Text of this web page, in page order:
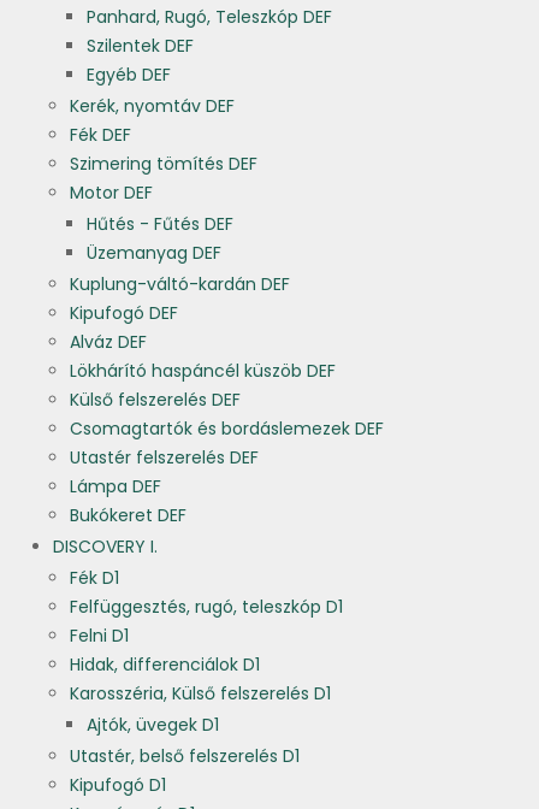
Panhard, Rugó, Teleszkóp DEF
Szilentek DEF
Egyéb DEF
Kerék, nyomtáv DEF
Fék DEF
Szimering tömítés DEF
Motor DEF
Hűtés - Fűtés DEF
Üzemanyag DEF
Kuplung-váltó-kardán DEF
Kipufogó DEF
Alváz DEF
Lökhárító haspáncél küszöb DEF
Külső felszerelés DEF
Csomagtartók és bordáslemezek DEF
Utastér felszerelés DEF
Lámpa DEF
Bukókeret DEF
DISCOVERY I.
Fék D1
Felfüggesztés, rugó, teleszkóp D1
Felni D1
Hidak, differenciálok D1
Karosszéria, Külső felszerelés D1
Ajtók, üvegek D1
Utastér, belső felszerelés D1
Kipufogó D1